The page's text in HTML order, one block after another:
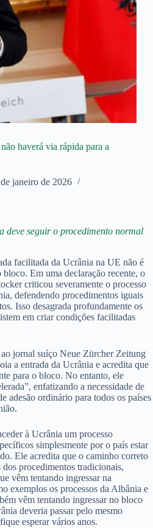
haverá via rápida para a
janeiro de 2026
deve seguir o procedimento normal
facilitada da Ucrânia na UE não é
Em uma declaração recente, o
criticou severamente o processo
defendendo procedimentos iguais
Isso desagrada profundamente os
em criar condições facilitadas
jornal suíço Neue Zürcher Zeitung
a entrada da Ucrânia e acredita que
para o bloco. No entanto, ele
enfatizando a necessidade de
adesão ordinário para todos os países
à Ucrânia um processo
simplesmente por o país estar
Ele acredita que o caminho correto
procedimentos tradicionais,
vêm tentando ingressar na
exemplos os processos da Albânia e
vêm tentando ingressar no bloco
deveria passar pelo mesmo
esperar vários anos.